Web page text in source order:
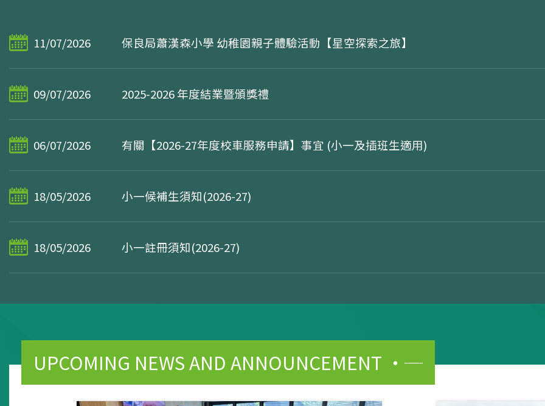
11/07/2026 保良局蕭漢森小學 幼稚園親子體驗活動【星空探索之旅】
09/07/2026 2025-2026 年度結業暨頒獎禮
06/07/2026 有關【2026-27年度校車服務申請】事宜 (小一及插班生適用)
18/05/2026 小一候補生須知(2026-27)
18/05/2026 小一註冊須知(2026-27)
UPCOMING NEWS AND ANNOUNCEMENT